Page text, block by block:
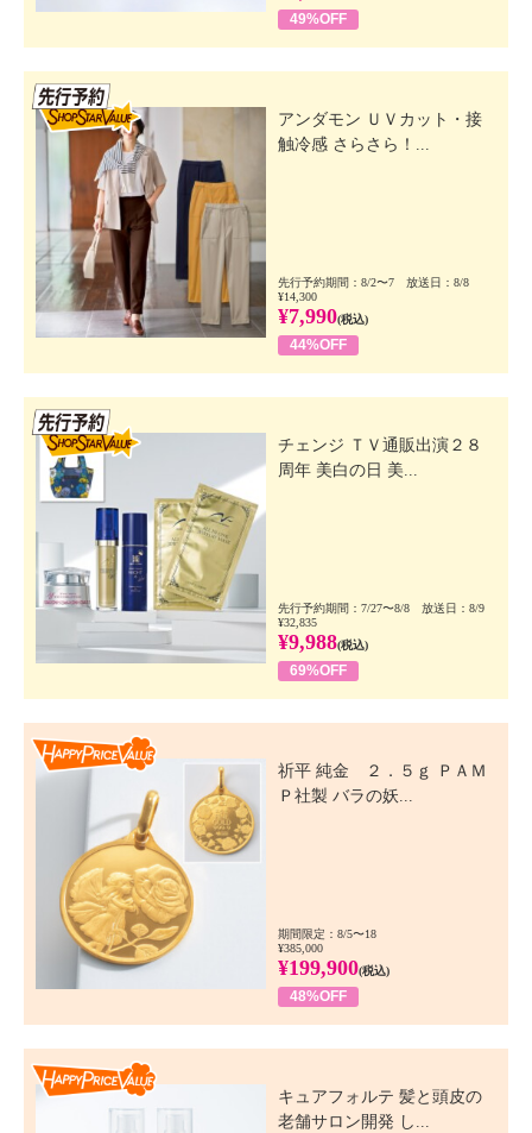
49%OFF
アンダモン ＵＶカット・接
触冷感 さらさら！...
先行予約期間：8/2〜7 放送日：8/8
¥14,300
¥7,990(税込)
44%OFF
チェンジ ＴＶ通販出演２８
周年 美白の日 美...
先行予約期間：7/27〜8/8 放送日：8/9
¥32,835
¥9,988(税込)
69%OFF
祈平 純金 ２．５ｇ ＰＡＭ
Ｐ社製 バラの妖...
期間限定：8/5〜18
¥385,000
¥199,900(税込)
48%OFF
キュアフォルテ 髪と頭皮の
老舗サロン開発 し...